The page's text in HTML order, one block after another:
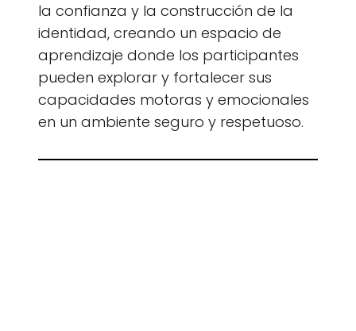
la confianza y la construcción de la
identidad, creando un espacio de
aprendizaje donde los participantes
pueden explorar y fortalecer sus
capacidades motoras y emocionales
en un ambiente seguro y respetuoso.